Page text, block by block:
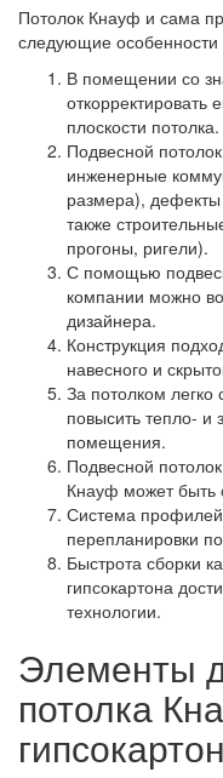
Потолок Кнауф и сама
следующие
В помещении со
откорректировать
плоскости потолка.
Подвесной
инженерные
размера), дефекты
также
прогоны, ригели).
С помощью
компании можно
дизайнера.
Конструкция
навесного и
За потолком легко
повысить тепло- и
помещения.
Подвесной
Кнауф может быть
Система
перепланировки
Быстрота сборки
гипсокартона
технологии.
Элементы
потолка